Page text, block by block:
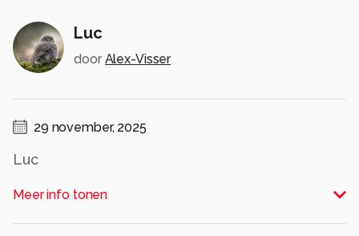
Luc
door Alex-Visser
29 november, 2025
Luc
Alle rechten voorbehouden
Meer info tonen